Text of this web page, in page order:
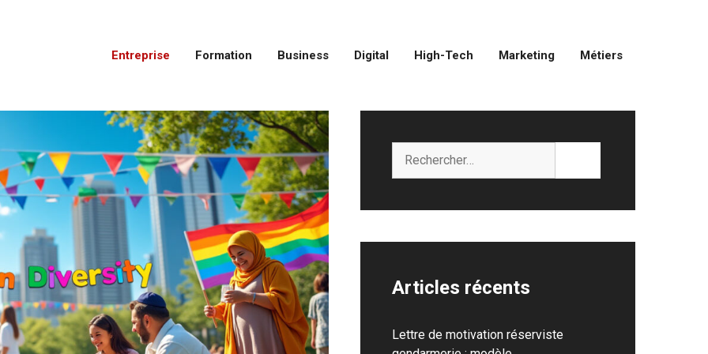
Entreprise Formation Business Digital High-Tech Marketing Métiers
Articles récents
Lettre de motivation réserviste